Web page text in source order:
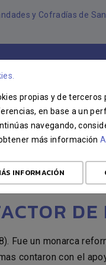
y Cofradías de San
O
Fue un monarca
contaron con el
propias y de
en base a un
navegando,
más información
INFORMACIÓN